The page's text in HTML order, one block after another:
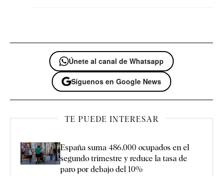
Únete al canal de Whatsapp
Síguenos en Google News
TE PUEDE INTERESAR
España suma 486.000 ocupados en el
segundo trimestre y reduce la tasa de
paro por debajo del 10%